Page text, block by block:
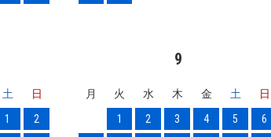
土
日
1
2
9
月 火 水 木 金 土
日
1
2 3 4 5
6